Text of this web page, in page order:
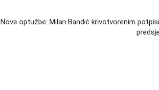
Nove optužbe: Milan Bandić krivotvorenim